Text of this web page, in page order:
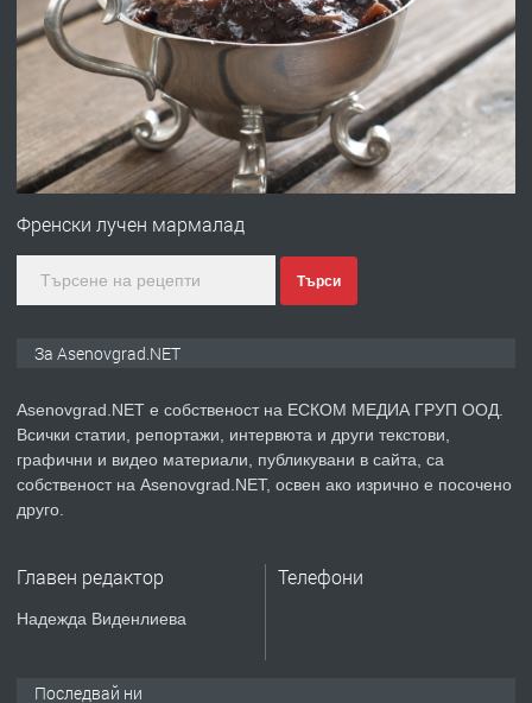
ПРЕДЛАГА
Професионална броячна машина -
със сертификат от ЕЦБ
преди 1 година
ПРЕДЛАГА
Професионална зеленчукорезачка
преди 2 години
ПРЕДЛАГА
Давам индивидуалани уроци по
ремонт на покриви
Френски лучен мармалад
Търси
За Asenovgrad.NET
Asenovgrad.NET е собственост на ЕСКОМ МЕДИА ГРУП ООД.
Всички статии, репортажи, интервюта и други текстови,
графични и видео материали, публикувани в сайта, са
собственост на Asenovgrad.NET, освен ако изрично е посочено
друго.
Главен редактор
Надежда Виденлиева
Телефони
Последвай ни